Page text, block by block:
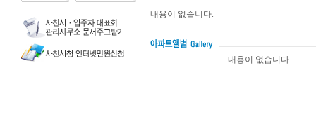
내용이 없습니다.
내용이 없습니다.